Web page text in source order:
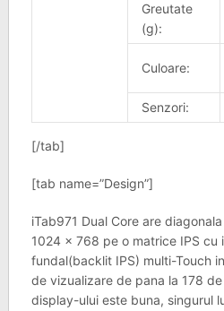
Greutate
(g):
Culoare:
Senzori:
[/tab]
[tab name=”Design”]
iTab971 Dual Core are
1024 x 768 pe o matrice IPS cu
fundal(backlit IPS) multi-Touch
de vizualizare de pana la 178
display-ului este buna, singurul